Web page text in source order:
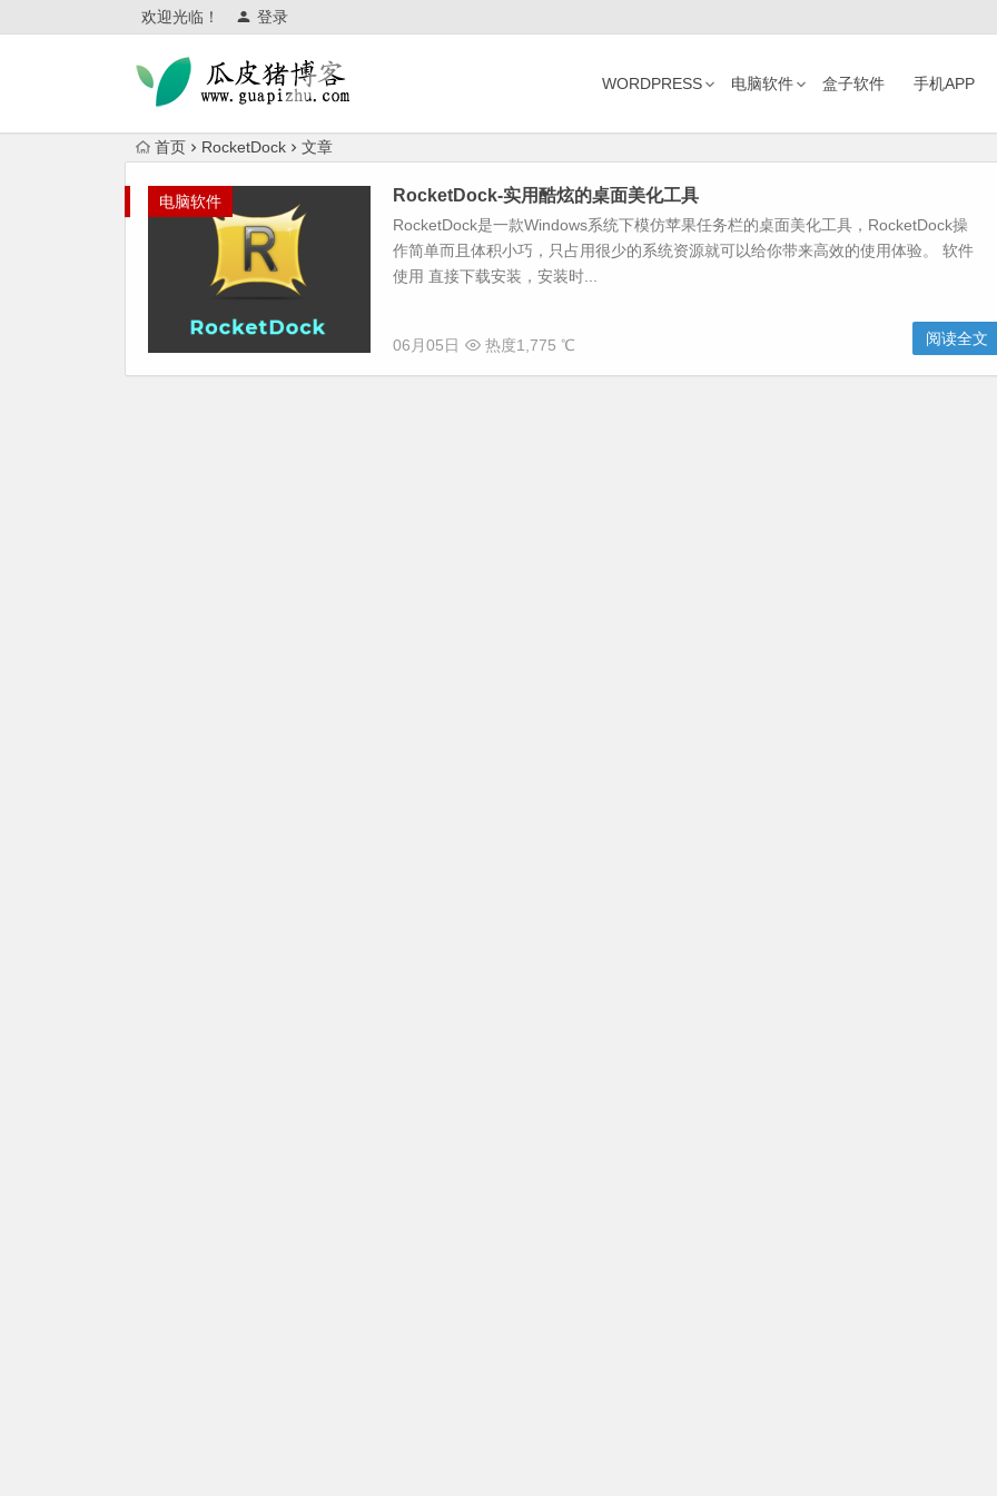
欢迎光临！ 登录
WORDPRESS 电脑软件 盒子软件 手机APP
首页 RocketDock 文章
电脑软件 RocketDock-实用酷炫的桌面美化工具
RocketDock是一款Windows系统下模仿苹果任务栏的桌面美化工具，RocketDock操
作简单而且体积小巧，只占用很少的系统资源就可以给你带来高效的使用体验。 软件
使用 直接下载安装，安装时...
06月05日 热度1,775 ℃ 阅读全文